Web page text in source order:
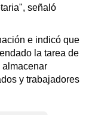
señaló
e indicó que
la tarea de
almacenar
y trabajadores